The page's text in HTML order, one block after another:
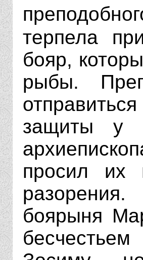
терпела
бояр,
рыбы.
защиты у
просил их
боярыня